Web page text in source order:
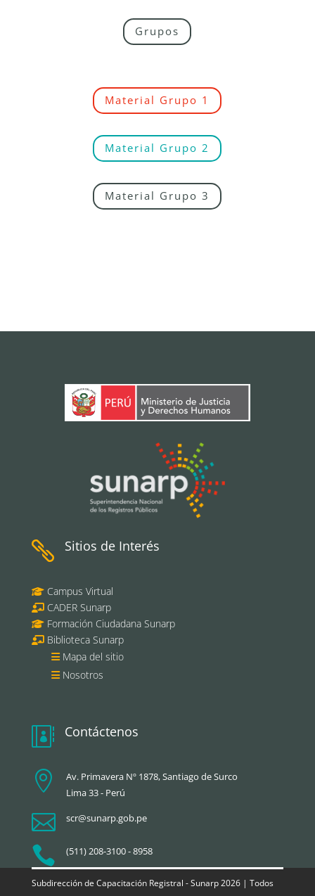
Grupos
Material Grupo 1
Material Grupo 2
Material Grupo 3
 Sitios de Interés
Campus Virtual
CADER Sunarp
Formación Ciudadana Sunarp
Biblioteca Sunarp
Mapa del sitio
Nosotros
 Contáctenos

Av. Primavera Nº 1878, Santiago de Surco
Lima 33 - Perú
 scr@sunarp.gob.pe
 (511) 208-3100 - 8958
Subdirección de Capacitación Registral - Sunarp 2026 | Todos